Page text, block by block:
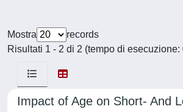
Mostra
records
Risultati 1 - 2 di 2 (tempo di esecuzione:
Impact of Age on Short- And